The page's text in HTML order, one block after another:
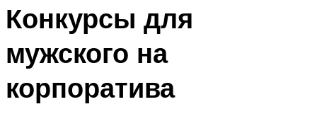
Конкурсы для
мужского на
корпоратива